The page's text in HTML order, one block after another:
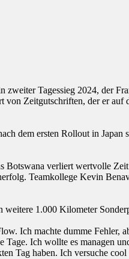
Tagessieg 2024, der
Zeitgutschriften, der er auf
dem ersten Rollout in Japan
verliert wertvolle
Teamkollege Kevin
1.000 Kilometer
Ich machte dumme Fehler,
Ich wollte es managen
Tag haben. Ich versuche